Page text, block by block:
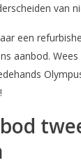
van
een
aanbod.